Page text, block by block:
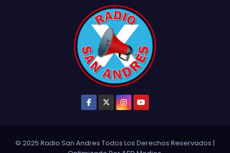
© 2025 Radio San Andres Todos Los Derechos Reservados |